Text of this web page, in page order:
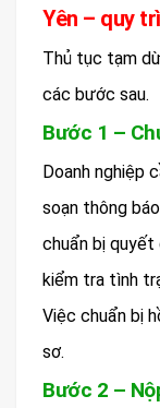
Yên – quy
Thủ tục tạm
các bước sau.
Bước 1 –
Doanh nghiệp
soạn thông
chuẩn bị quyết
kiểm tra tình
Việc chuẩn bị
sơ.
Bước 2 –